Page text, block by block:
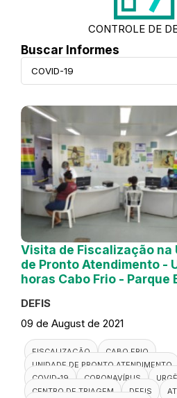
CONTROLE DE
Buscar Informes
Visita de Fiscalização na
de Pronto Atendimento -
horas Cabo Frio - Parque
DEFIS
09 de August de 2021
FISCALIZAÇÃO
CABO FRIO
UNIDADE DE PRONTO ATENDIMENTO
COVID-19
CORONAVÍRUS
CENTRO DE TRIAGEM
DEFIS